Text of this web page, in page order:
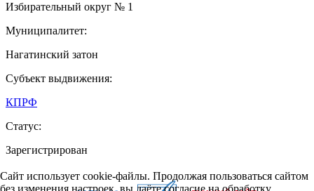
Избирательный округ № 1
Муниципалитет:
Нагатинский затон
Субъект выдвижения:
КПРФ
Статус:
Зарегистрирован
Сайт использует cookie-файлы. Продолжая пользоваться сайтом
без изменения настроек, вы даёте согласие на обработку